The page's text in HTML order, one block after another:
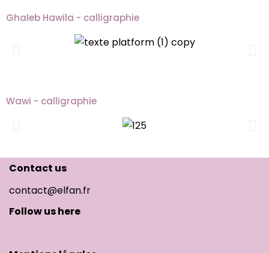
Ghaleb Hawila - calligraphie
Wawi - calligraphie
Contact us
contact@elfan.fr
Follow us here